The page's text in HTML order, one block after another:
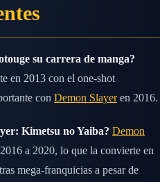
su carrera de manga?
en 2013 con el one-shot
con Demon Slayeren 2016.
Kimetsu no Yaiba? Demon
a 2020, lo que la convierte en
mega-franquicias a pesar de